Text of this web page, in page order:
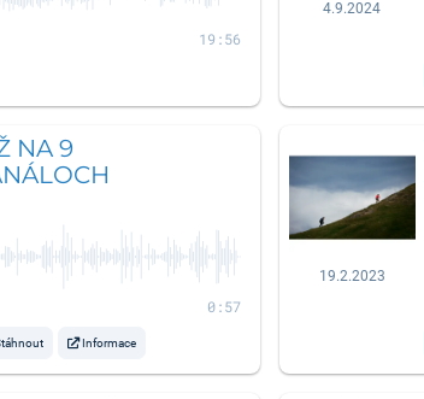
19:56
4.9.2024
NA 9
0:57
Informace
19.2.2023